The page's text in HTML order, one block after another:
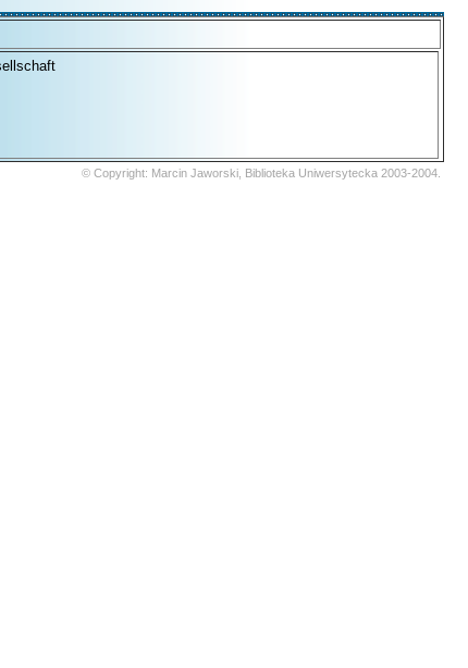
© Copyright: Marcin Jaworski, Biblioteka Uniwersytecka 2003-2004.